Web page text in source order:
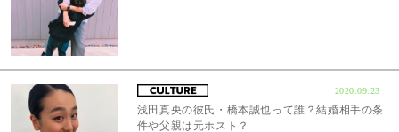
2020.09.23
浅田真央の彼氏・橋本誠也って誰？結婚相手の条
件や父親は元ホスト？